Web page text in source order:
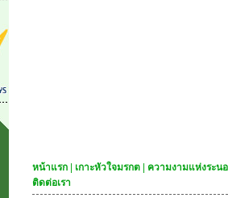
หน้าแรก เกาะหัวใจมรกต
ความงามแห่งระน
ติดต่อเรา